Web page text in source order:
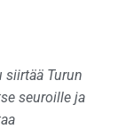
Turun
seuroille ja